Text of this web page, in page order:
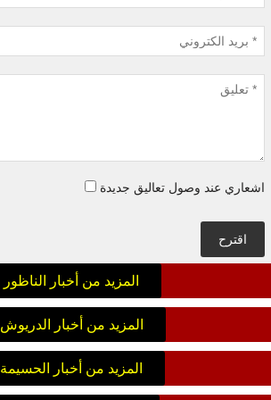
اشعاري عند وصول تعاليق جديدة
اقترح
المزيد من أخبار الناظور
المزيد من أخبار الدريوش
المزيد من أخبار الحسيمة